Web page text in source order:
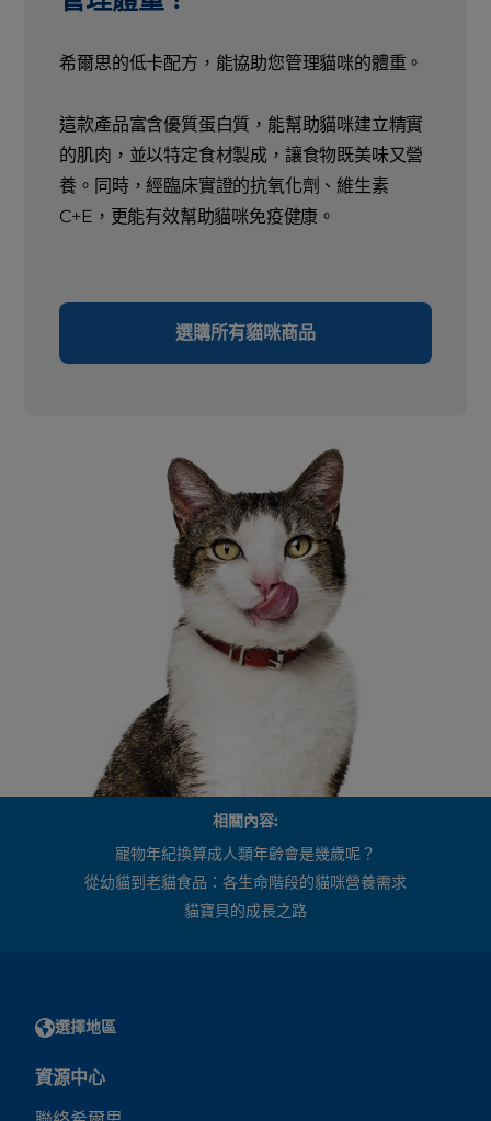
希爾思的低卡配方，能協助您管理貓咪的體重。
這款產品富含優質蛋白質，能幫助貓咪建立精實
的肌肉，並以特定食材製成，讓食物既美味又營
養。同時，經臨床實證的抗氧化劑、維生素
C+E，更能有效幫助貓咪免疫健康。
選購所有貓咪商品
相關內容:
寵物年紀換算成人類年齡會是幾歲呢？
從幼貓到老貓食品：各生命階段的貓咪營養需求
貓寶貝的成長之路
選擇地區
資源中心